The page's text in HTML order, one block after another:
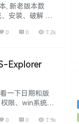
, 新老版本数
安装、破解 注
0 0 7.2k
Explorer
一下日期和版
限、win系统、
0 0 7.9k